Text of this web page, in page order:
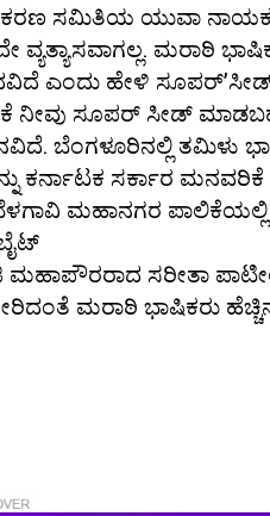
ಸಮಿತಿಯ ಯುವಾ
ಮರಾಠಿ
ಎಂದು ಹೇಳಿ
ಸೂಪರ್ ಸೀಡ್
ಬೆಂಗಳೂರಿನಲ್ಲಿ ತಮಿಳು
ಕರ್ನಾಟಕ ಸರ್ಕಾರ
ಮಹಾನಗರ
ಮಹಾಪೌರರಾದ ಸರೀತಾ
ಮರಾಠಿ ಭಾಷಿಕರು